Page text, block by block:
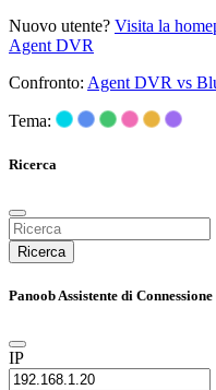
Nuovo utente? Visita la
Agent DVR
Confronto: Agent DVR vs
Tema:
Ricerca
Ricerca
Panoob Assistente di
IP